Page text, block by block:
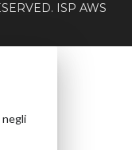
ISP AWS
negli